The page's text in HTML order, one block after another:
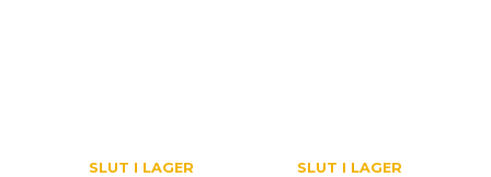
SLUT I LAGER SLUT I LAGER